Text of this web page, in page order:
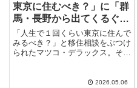
東京に住むべき？」に「群
馬・長野から出てくるぐら
いがちょうどいい」｜ガル
民の東京移住論争まとめ
「人生で１回くらい東京に住んで
みるべき？」と移住相談をぶつけ
られたマツコ・デラックス。その
2026.05.06